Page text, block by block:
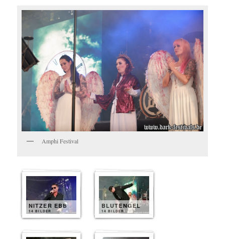
Amphi Festival
NITZER EBB
14 BILDER
BLUTENGEL
14 BILDER